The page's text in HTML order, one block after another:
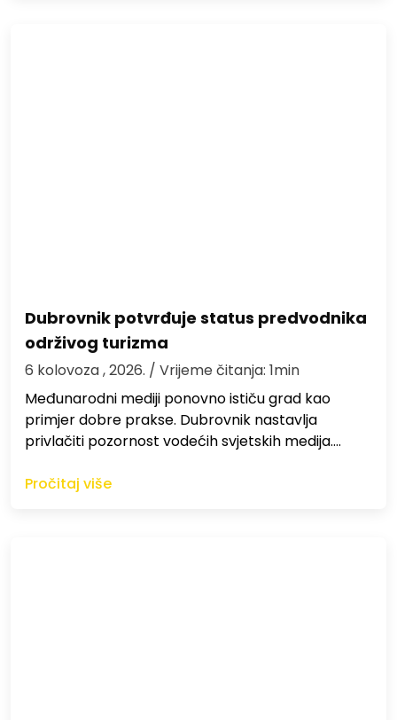
Dubrovnik potvrđuje status predvodnika
održivog turizma
6 kolovoza , 2026. / Vrijeme čitanja: 1min
Međunarodni mediji ponovno ističu grad kao
primjer dobre prakse. Dubrovnik nastavlja
privlačiti pozornost vodećih svjetskih medija.…
Pročitaj više